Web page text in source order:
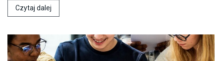
Czytaj dalej